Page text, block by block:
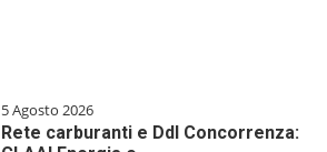
5 Agosto 2026
Rete carburanti e Ddl Concorrenza: